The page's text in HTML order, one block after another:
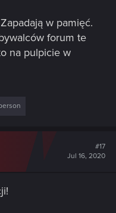
w pamięć.
forum te
na pulpicie w
#17
Jul 16, 2020